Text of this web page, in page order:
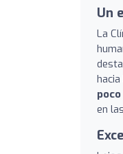
Un
La
en